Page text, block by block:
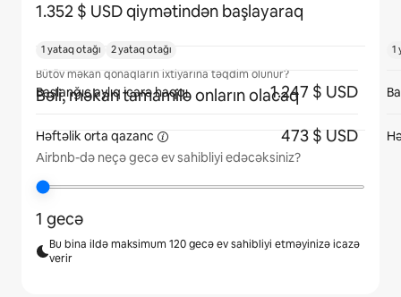
1.352 $ USD qiymətindən başlayaraq
Bütöv məkan qonaqların ixtiyarına təqdim olunur?
Bəli, məkan tamamilə onların olacaq
Airbnb-də neçə gecə ev sahibliyi edəcəksiniz?
1 gecə
Bu bina ildə maksimum 120 gecə ev sahibliyi etməyinizə icazə
verir
1 yataq otağı 2 yataq otağı
Başlanğıc aylıq icarə haqqı 1.247 $ USD
Həftəlik orta qazanc 473 $ USD
1